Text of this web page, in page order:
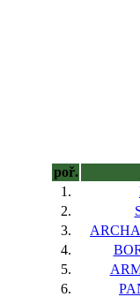
poř.
1.
2.
3.
4.
5.
6.